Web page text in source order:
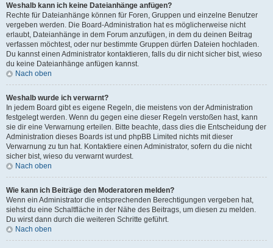
Weshalb kann ich keine Dateianhänge anfügen?
Rechte für Dateianhänge können für Foren, Gruppen und einzelne Benutzer
vergeben werden. Die Board-Administration hat es möglicherweise nicht
erlaubt, Dateianhänge in dem Forum anzufügen, in dem du deinen Beitrag
verfassen möchtest, oder nur bestimmte Gruppen dürfen Dateien hochladen.
Du kannst einen Administrator kontaktieren, falls du dir nicht sicher bist, wieso
du keine Dateianhänge anfügen kannst.
Nach oben
Weshalb wurde ich verwarnt?
In jedem Board gibt es eigene Regeln, die meistens von der Administration
festgelegt werden. Wenn du gegen eine dieser Regeln verstoßen hast, kann
sie dir eine Verwarnung erteilen. Bitte beachte, dass dies die Entscheidung der
Administration dieses Boards ist und phpBB Limited nichts mit dieser
Verwarnung zu tun hat. Kontaktiere einen Administrator, sofern du die nicht
sicher bist, wieso du verwarnt wurdest.
Nach oben
Wie kann ich Beiträge den Moderatoren melden?
Wenn ein Administrator die entsprechenden Berechtigungen vergeben hat,
siehst du eine Schaltfläche in der Nähe des Beitrags, um diesen zu melden.
Du wirst dann durch die weiteren Schritte geführt.
Nach oben